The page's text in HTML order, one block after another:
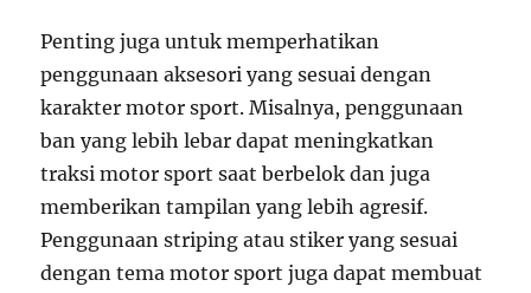
Penting juga untuk memperhatikan
penggunaan aksesori yang sesuai dengan
karakter motor sport. Misalnya, penggunaan
ban yang lebih lebar dapat meningkatkan
traksi motor sport saat berbelok dan juga
memberikan tampilan yang lebih agresif.
Penggunaan striping atau stiker yang sesuai
dengan tema motor sport juga dapat membuat